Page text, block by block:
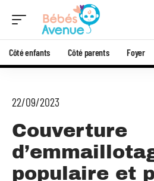
Côté enfants Côté parents Foyer
22/09/2023
Couverture
populaire et